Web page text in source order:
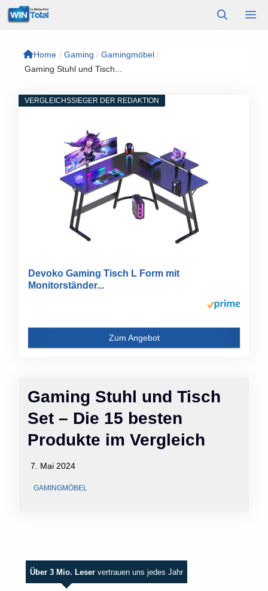
Zum
Inhalt
Home / Gaming / Gamingmöbel /
Gaming Stuhl und Tisch...
Gaming Stuhl und Tisch
Set – Die 15 besten
Produkte im Vergleich
7. Mai 2024
GAMINGMÖBEL
VERGLEICHSSIEGER DER REDAKTION
Devoko Gaming Tisch L Form mit
Monitorständer...
Zum Angebot
Über 3 Mio. Leser vertrauen uns jedes Jahr